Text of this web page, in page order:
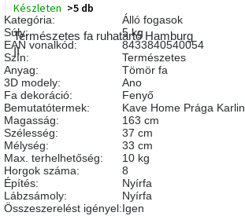
Anyák
napja
Egy
étkező,
amely
szórakoztat!
A
8.
születésnap
megünneplése
Természetes fa ruhatartó Hamburg
II
Készleten >5 db
Kategória:
Álló fogasok
Súly:
5 kg
EAN vonalkód:
8433840540054
Szín:
Természetes
Anyag:
Tömör fa
3D modely:
Ano
Fa dekoráció:
Fenyő
Bemutatótermek:
Kave Home Prága Karlin
Magasság:
163 cm
Szélesség:
37 cm
Mélység:
33 cm
Max. terhelhetőség:
10 kg
Horgok száma:
8
Építés:
Nyírfa
Lábzsámoly:
Nyírfa
Összeszerelést igényel:Igen